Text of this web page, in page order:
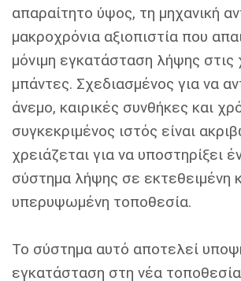
απαραίτητο ύψος, τη μηχανική
μακροχρόνια αξιοπιστία που
μόνιμη εγκατάσταση λήψης στις
μπάντες. Σχεδιασμένος για να
άνεμο, καιρικές συνθήκες και
συγκεκριμένος ιστός είναι
χρειάζεται για να υποστηρίξει
σύστημα λήψης σε εκτεθειμένη
υπερυψωμένη τοποθεσία.
Το σύστημα αυτό αποτελεί
εγκατάσταση στη νέα